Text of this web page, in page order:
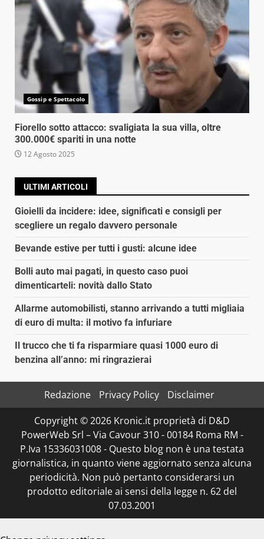
Gossip e Spettacolo
Fiorello sotto attacco: svaligiata la sua villa, oltre
300.000€ spariti in una notte
12 Agosto 2025
ULTIMI ARTICOLI
Gioielli da incidere: idee, significati e consigli per
scegliere un regalo davvero personale
Bevande estive per tutti i gusti: alcune idee
Bolli auto mai pagati, in questo caso puoi
dimenticarteli: novità dallo Stato
Allarme automobilisti, stanno arrivando a tutti migliaia
di euro di multa: il motivo fa infuriare
Il trucco che ti fa risparmiare quasi 1000 euro di
benzina all’anno: mi ringrazierai
Redazione Privacy Policy
Disclaimer
Copyright © 2026 Kronic.it proprietà di D&D
PowerWeb Srl – Via Cavour 310 - 00184 Roma RM -
P.Iva 15336031008 - Questo blog non è una testata
giornalistica, in quanto viene aggiornato senza alcuna
periodicità. Non può pertanto considerarsi un
prodotto editoriale ai sensi della legge n. 62 del
07.03.2001